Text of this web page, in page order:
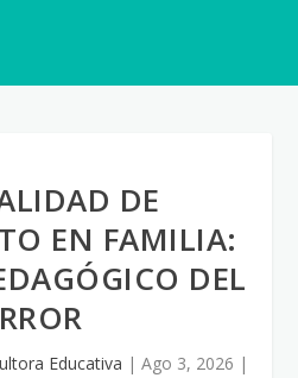
DE
EN FAMILIA:
DEL
Educativa | Ago 3, 2026 |